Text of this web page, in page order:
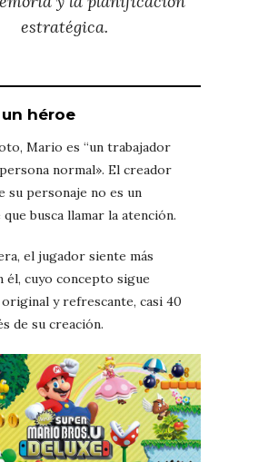
estratégica.
héroe
Mario es “un trabajador
normal». El creador
su personaje no es un
busca llamar la atención.
el jugador siente más
él, cuyo concepto sigue
y refrescante, casi 40
de su creación.